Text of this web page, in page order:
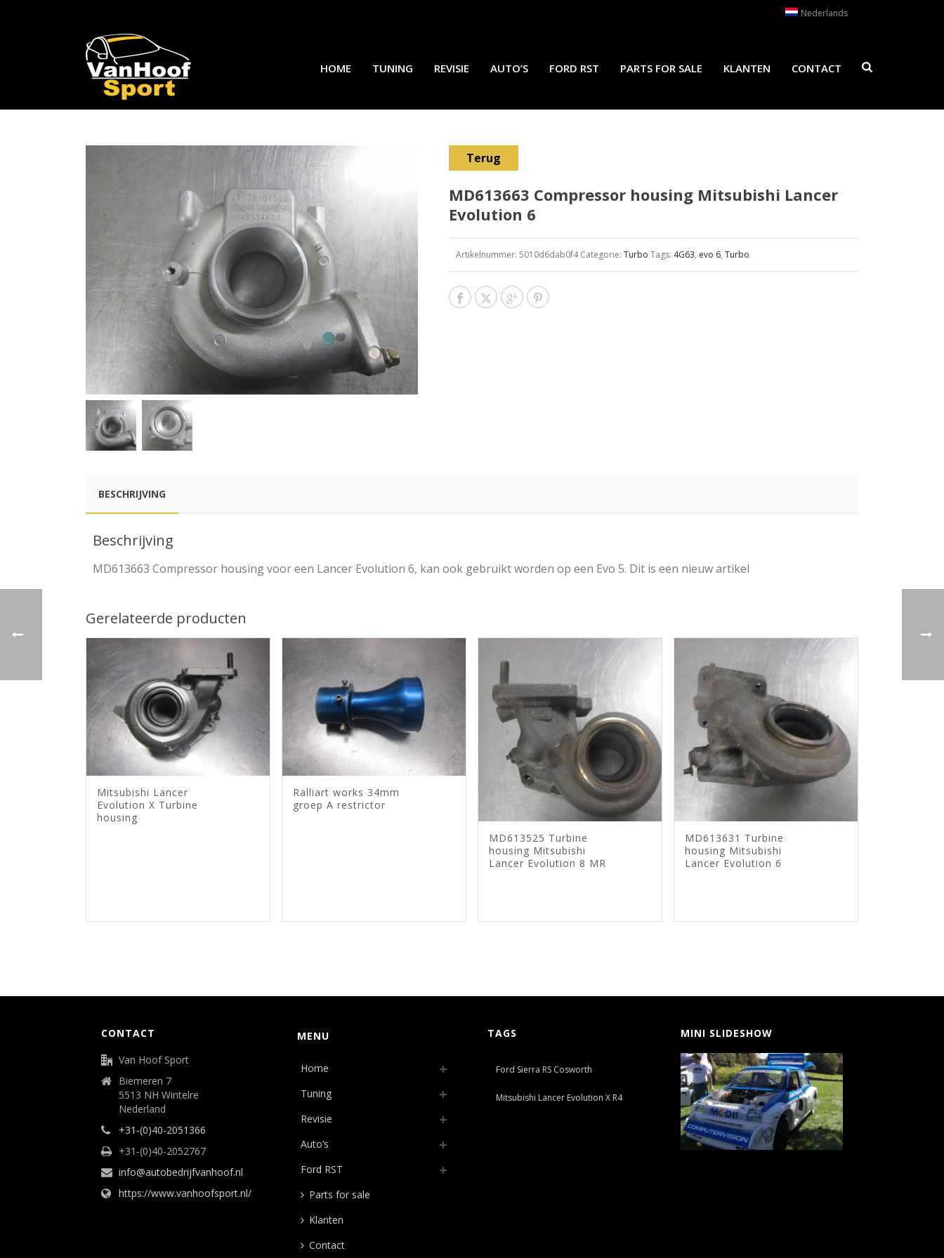
Nederlands
HOME TUNING REVISIE AUTO’S FORD RST PARTS FOR SALE KLANTEN CONTACT
Terug
MD613663 Compressor housing Mitsubishi Lancer
Evolution 6
Artikelnummer: 5010d6dab0f4 Categorie: Turbo Tags: 4G63, evo 6, Turbo
BESCHRIJVING
Beschrijving
MD613663 Compressor housing voor een Lancer Evolution 6, kan ook gebruikt worden op een Evo 5. Dit is een nieuw artikel
Gerelateerde producten
Mitsubishi Lancer
Evolution X Turbine
housing
Ralliart works 34mm
groep A restrictor
MD613525 Turbine
housing Mitsubishi
Lancer Evolution 8 MR
MD613631 Turbine
housing Mitsubishi
Lancer Evolution 6
CONTACT
Van Hoof Sport
Biemeren 7
5513 NH Wintelre
Nederland
+31-(0)40-2051366
+31-(0)40-2052767
info@autobedrijfvanhoof.nl
https://www.vanhoofsport.nl/
MENU
Home
Tuning
Revisie
Auto’s
Ford RST
Parts for sale
Klanten
Contact
TAGS
Ford Sierra RS Cosworth
Mitsubishi Lancer Evolution X R4
MINI SLIDESHOW